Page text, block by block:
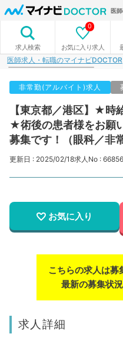
医
求人検索 お気に入り求人
0
医師求人・転職のマイナビDOCTOR
非常勤(アルバイト)求人
【東京都／港区】★時
★術後の患者様をお願
募集です！（眼科／非常
更新日 : 2025/02/18求人No :
お気に入り
こちらの求人は募
最新の募集状
求人詳細